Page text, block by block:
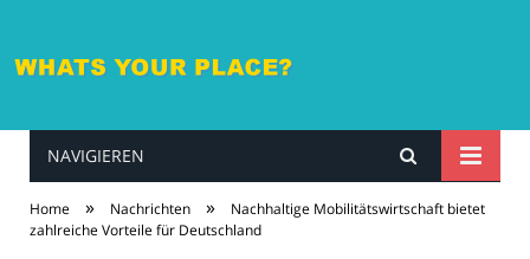
whatsyourplace.de
NAVIGIEREN
Home » Nachrichten »
Nachhaltige Mobilitätswirtschaft bietet
zahlreiche Vorteile für Deutschland